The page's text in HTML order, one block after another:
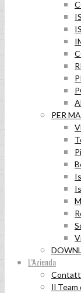
PER
L’Azienda
Il Team